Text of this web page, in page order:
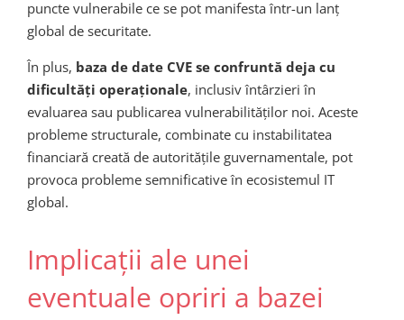
puncte vulnerabile ce se pot manifesta într-un lanț
global de securitate.
În plus, baza de date CVE se confruntă deja cu
dificultăți operaționale, inclusiv întârzieri în
evaluarea sau publicarea vulnerabilităților noi. Aceste
probleme structurale, combinate cu instabilitatea
financiară creată de autoritățile guvernamentale, pot
provoca probleme semnificative în ecosistemul IT
global.
Implicații ale unei
eventuale opriri a bazei